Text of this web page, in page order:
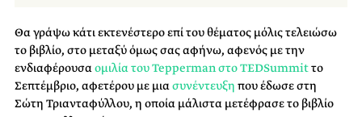
Θα γράψω κάτι εκτενέστερο επί του θέματος μόλις τελειώσω
το βιβλίο, στο μεταξύ όμως σας αφήνω, αφενός με την
ενδιαφέρουσαομιλία του Tepperman στο TEDSummitτο
Σεπτέμβριο, αφετέρου με μιασυνέντευξη που έδωσε στη
Σώτη Τριανταφύλλου, η οποία μάλιστα μετέφρασε το βιβλίο